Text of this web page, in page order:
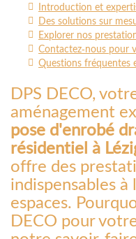
Introduction et
Des solutions sur
Explorer nos
Contactez-nous pour
Questions fréquentes
DPS DECO,
aménagement
pose d'enrobé
résidentiel à
offre des
indispensables
espaces.
DECO pour